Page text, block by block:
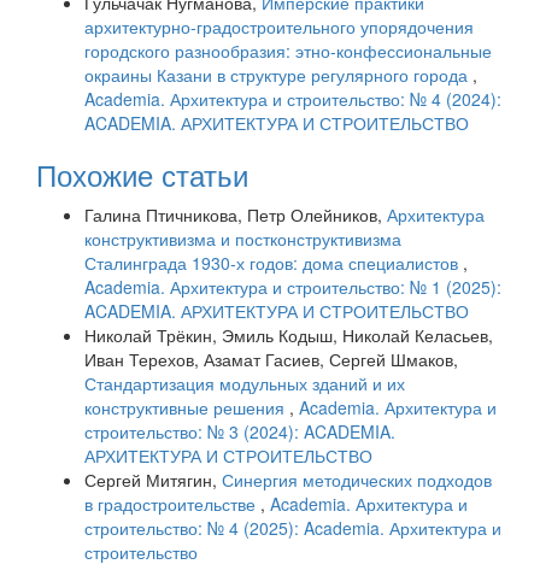
архитектурно-градостроительного упорядочения
городского разнообразия: этно-конфессиональные
окраины Казани в структуре регулярного города ,
Academia. Архитектура и строительство: № 4 (2024):
ACADEMIA. АРХИТЕКТУРА И СТРОИТЕЛЬСТВО
Похожие статьи
Галина Птичникова, Петр Олейников, Архитектура
конструктивизма и постконструктивизма
Сталинграда 1930-х годов: дома специалистов ,
Academia. Архитектура и строительство: № 1 (2025):
ACADEMIA. АРХИТЕКТУРА И СТРОИТЕЛЬСТВО
Николай Трёкин, Эмиль Кодыш, Николай Келасьев,
Иван Терехов, Азамат Гасиев, Сергей Шмаков,
Стандартизация модульных зданий и их
конструктивные решения , Academia. Архитектура и
строительство: № 3 (2024): ACADEMIA.
АРХИТЕКТУРА И СТРОИТЕЛЬСТВО
Сергей Митягин, Синергия методических подходов
в градостроительстве , Academia. Архитектура и
строительство: № 4 (2025): Academia. Архитектура и
строительство